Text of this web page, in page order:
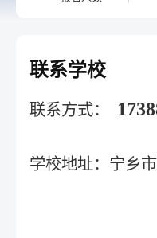
联系学校
联系方式：
学校地址：宁乡